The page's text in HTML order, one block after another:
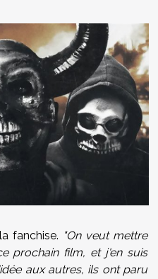
fanchise. "On veut mettre
prochain film, et j'en suis
aux autres, ils ont paru